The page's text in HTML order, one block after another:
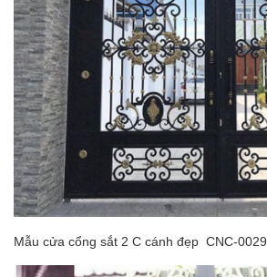
Mẫu cửa cổng sắt 2 C cánh đẹp CNC-0029